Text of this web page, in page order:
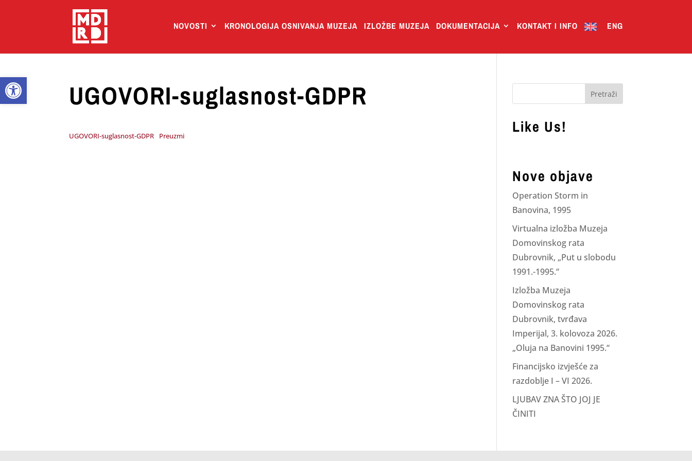
Open toolbar
NOVOSTI KRONOLOGIJA OSNIVANJA MUZEJA IZLOŽBE MUZEJA DOKUMENTACIJA KONTAKT I INFO ENG
UGOVORI-suglasnost-GDPR
UGOVORI-suglasnost-GDPR Preuzmi Like Us!
Nove objave
Operation Storm in
Banovina, 1995
Virtualna izložba Muzeja
Domovinskog rata
Dubrovnik, „Put u slobodu
1991.-1995.“
Izložba Muzeja
Domovinskog rata
Dubrovnik, tvrđava
Imperijal, 3. kolovoza 2026.
„Oluja na Banovini 1995.“
Financijsko izvješće za
razdoblje I – VI 2026.
LJUBAV ZNA ŠTO JOJ JE
ČINITI